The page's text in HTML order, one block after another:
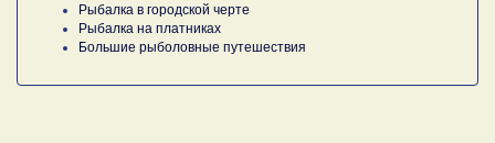
Рыбалка в городской черте
Рыбалка на платниках
Большие рыболовные путешествия